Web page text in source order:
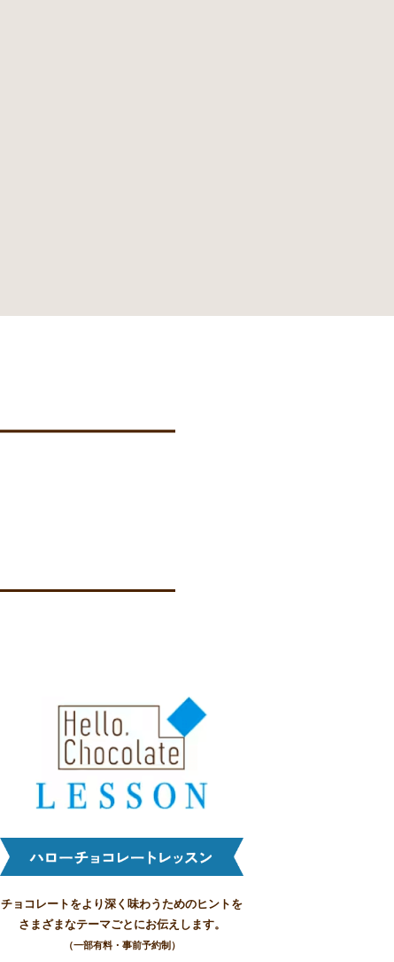
チョコレートをより深く味わうためのヒントを
さまざまなテーマごとにお伝えします。
（一部有料・事前予約制）